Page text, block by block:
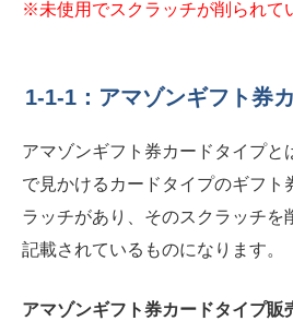
※未使用でスクラッチが削られて
1-1-1：アマゾンギフト券
アマゾンギフト券カードタイプと
で見かけるカードタイプのギフト
ラッチがあり、そのスクラッチを
記載されているものになります。
アマゾンギフト券カードタイプ販